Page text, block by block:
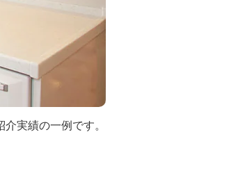
実績の一例です。